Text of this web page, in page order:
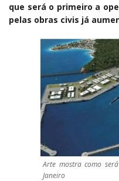
que será o primeiro a
pelas obras civis já
Arte mostra como
Janeiro